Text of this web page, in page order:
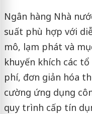
Ngân hàng Nhà
suất phù hợp với
mô, lạm phát và
khuyến khích các
phí, đơn giản hóa
cường ứng dụng
quy trình cấp tín